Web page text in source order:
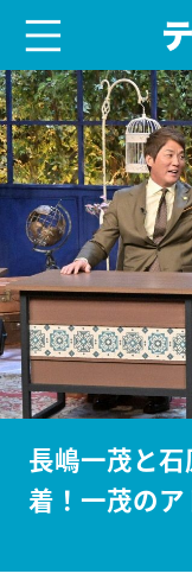
長嶋一茂と
着！一茂の